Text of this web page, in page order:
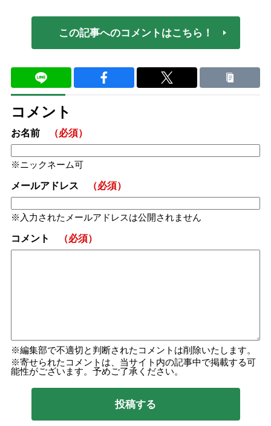
この記事へのコメントはこちら！
コメント
お名前 （必須）
ニックネーム可
メールアドレス （必須）
入力されたメールアドレスは公開されません
コメント （必須）
編集部で不適切と判断されたコメントは削除いたします。
寄せられたコメントは、当サイト内の記事中で掲載する可
能性がございます。予めご了承ください。